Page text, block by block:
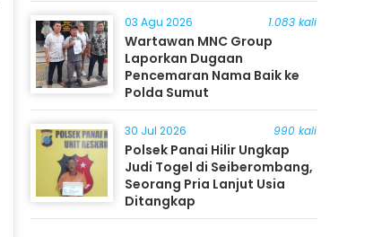
03 Agu 2026 1.083 kali
Wartawan MNC Group
Laporkan Dugaan
Pencemaran Nama Baik ke
Polda Sumut
30 Jul 2026 990 kali
Polsek Panai Hilir Ungkap
Judi Togel di Seiberombang,
Seorang Pria Lanjut Usia
Ditangkap